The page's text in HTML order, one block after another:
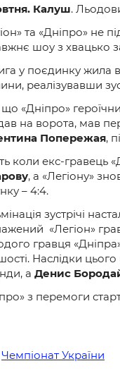
Калуш.
та «Дніпро» не
шоу з хвацько
у поєдинку жила
реалізувавши
що «Дніпро»
на ворота, мав
Попережая,
коли екс-гравець
, а «Легіону»
– 4:4.
зустрічі
«Легіон»
гравця
Наслідки
а Денис
з перемоги
Чемпіонат України